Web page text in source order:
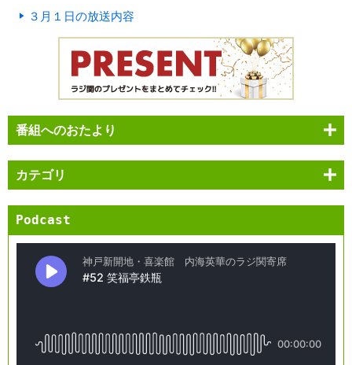
３月１日の放送内容
番組へのおたより
カテゴリ
Podcast